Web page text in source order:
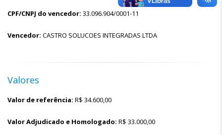
CPF/CNPJ do vencedor: 33.096.904/0001-11
Vencedor: CASTRO SOLUCOES INTEGRADAS LTDA
Valores
Valor de referência: R$ 34.600,00
Valor Adjudicado e Homologado: R$ 33.000,00